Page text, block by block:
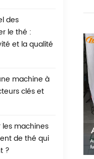
des
le thé :
et la qualité
machine à
clés et
machines
de thé qui
?